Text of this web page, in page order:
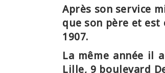
Après son service
que son père et est
1907.
La même année il
Lille, 9 boulevard